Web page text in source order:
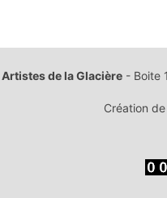
Artistes de la Glacière- Boite
Création